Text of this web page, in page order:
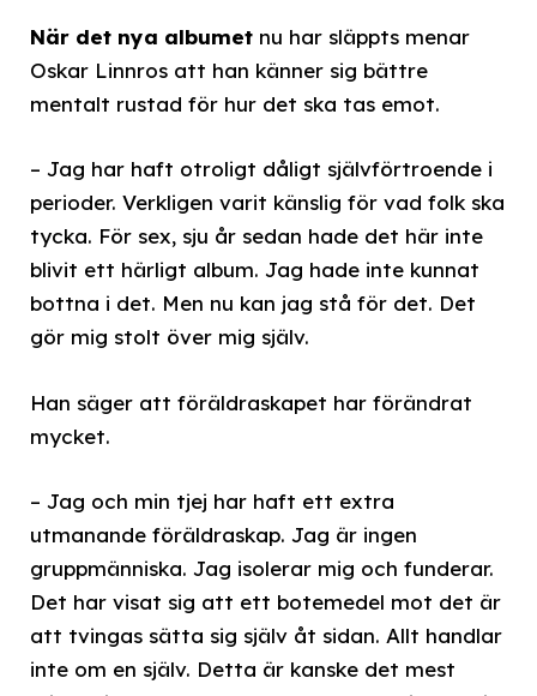
När det nya albumet nu har släppts menar
Oskar Linnros att han känner sig bättre
mentalt rustad för hur det ska tas emot.
– Jag har haft otroligt dåligt självförtroende i
perioder. Verkligen varit känslig för vad folk ska
tycka. För sex, sju år sedan hade det här inte
blivit ett härligt album. Jag hade inte kunnat
bottna i det. Men nu kan jag stå för det. Det
gör mig stolt över mig själv.
Han säger att föräldraskapet har förändrat
mycket.
– Jag och min tjej har haft ett extra
utmanande föräldraskap. Jag är ingen
gruppmänniska. Jag isolerar mig och funderar.
Det har visat sig att ett botemedel mot det är
att tvingas sätta sig själv åt sidan. Allt handlar
inte om en själv. Detta är kanske det mest